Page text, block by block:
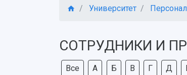
Университет
СОТРУДНИКИ И
Все А Б В Г Д